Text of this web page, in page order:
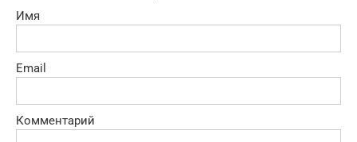
Имя
Email
Комментарий